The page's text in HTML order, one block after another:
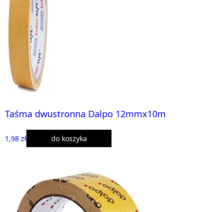
Taśma dwustronna Dalpo 12mmx10m
1,98 zł do koszyka